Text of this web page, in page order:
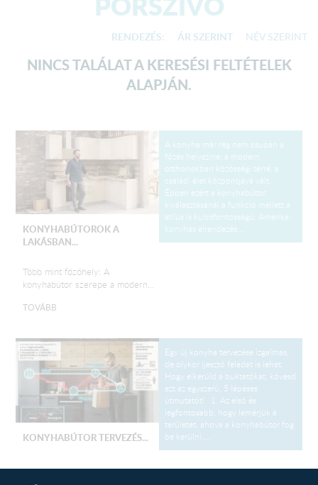
RENDEZÉS: ÁR SZERINT NÉV SZERINT
NINCS TALÁLAT A KERESÉSI FELTÉTELEK
ALAPJÁN.
KONYHABÚTOROK A
LAKÁSBAN...
Több mint főzőhely: A
konyhabútor szerepe a modern...
TOVÁBB
A konyha már rég nem csupán a
főzés helyszíne; a modern
otthonokban közösségi térré, a
családi élet központjává vált.
Éppen ezért a konyhabútor
kiválasztásánál a funkció mellett a
stílus is kulcsfontosságú. Amerikai
konyhás elrendezés...
KONYHABÚTOR TERVEZÉS...
Egy új konyha tervezése izgalmas,
de olykor ijesztő feladat is lehet.
Hogy elkerüld a buktatókat, kövesd
ezt az egyszerű, 5 lépéses
útmutatót! 1. Az első és
legfontosabb, hogy lemérjük a
területet, ahova a konyhabútor fog
be kerülni....